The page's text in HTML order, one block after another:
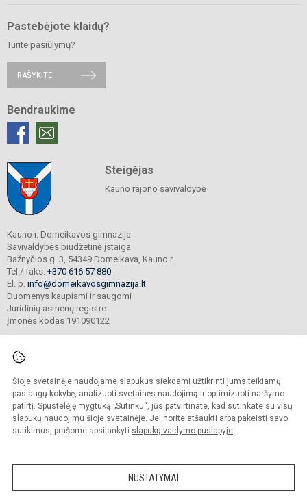
Šioje svetainėje naudojame slapukus siekdami užtikrinti jums teikiamų
paslaugų kokybę, analizuoti svetainės naudojimą ir optimizuoti naršymo
patirtį. Spustelėję mygtuką „Sutinku“, jūs patvirtinate, kad sutinkate su visų
slapukų naudojimu šioje svetainėje. Jei norite atšaukti arba pakeisti savo
sutikimus, prašome apsilankyti slapukų valdymo puslapyje.
NUSTATYMAI
Pastebėjote klaidų?
Turite pasiūlymų?
RAŠYKITE
Bendraukime
Steigėjas
Kauno rajono savivaldybė
Kauno r. Domeikavos gimnazija
Savivaldybės biudžetinė įstaiga
Bažnyčios g. 3, 54349 Domeikava, Kauno r.
Tel./ faks. +370 616 57 880
El. p. info@domeikavosgimnazija.lt
Duomenys kaupiami ir saugomi
Juridinių asmenų registre
Įmonės kodas 191090122
© 2021. Kauno r. Domeikavos gimnazija. Visos teisės saugomos.
Kopijuoti turinį be raštiško gimnazijos sutikimo griežtai draudžiama.
Prieinamumo paraiška Slapukų valdymas
Sumanus būdas atnaujinti